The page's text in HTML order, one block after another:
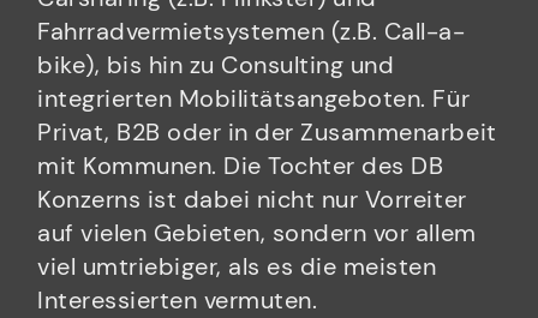
Fahrradvermietsystemen (z.B. Call-a-
bike), bis hin zu Consulting und
integrierten Mobilitätsangeboten. Für
Privat, B2B oder in der Zusammenarbeit
mit Kommunen. Die Tochter des DB
Konzerns ist dabei nicht nur Vorreiter
auf vielen Gebieten, sondern vor allem
viel umtriebiger, als es die meisten
Interessierten vermuten.